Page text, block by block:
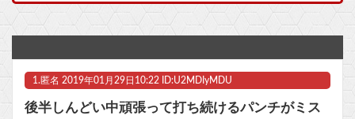
【ラブライブ！】予定立てるの苦手なので行き当たりばったりの旅行しかできません他
高速で185kmでかっ飛ばし事故った広末涼子さん、地上波復帰 今後の芸能活動に言及
1. 匿名 2019年01月29日10:22 ID:U2MDIyMDU
後半しんどい中頑張って打ち続けるパンチがミス